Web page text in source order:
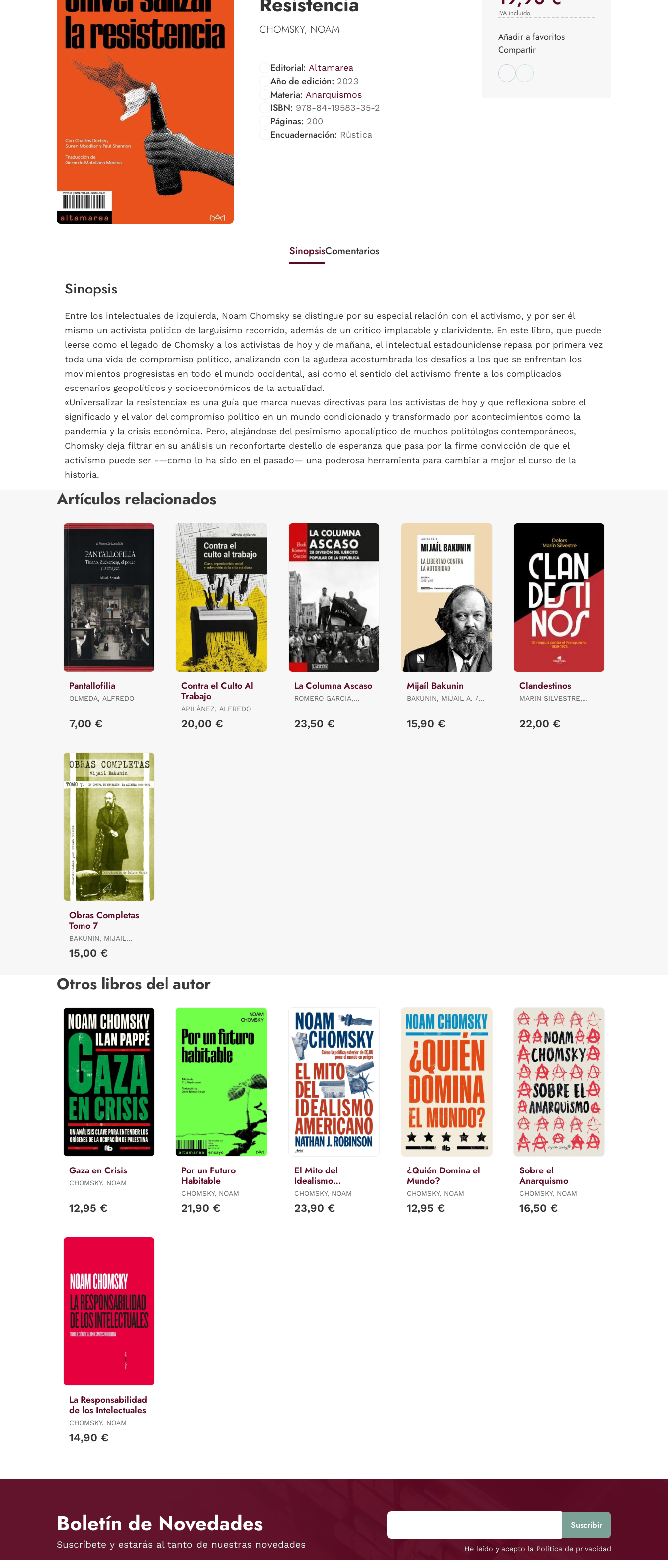
CHOMSKY, NOAM
Editorial: Altamarea
Año de edición: 2023
Materia: Anarquismos
ISBN: 978-84-19583-35-2
Páginas: 200
Encuadernación: Rústica
IVA incluido
Añadir a favoritos
Compartir
SinopsisComentarios
Sinopsis
Entre los intelectuales de izquierda, Noam Chomsky se distingue por su especial relación con el activismo, y por ser él
mismo un activista político de larguísimo recorrido, además de un crítico implacable y clarividente. En este libro, que puede
leerse como el legado de Chomsky a los activistas de hoy y de mañana, el intelectual estadounidense repasa por primera vez
toda una vida de compromiso político, analizando con la agudeza acostumbrada los desafíos a los que se enfrentan los
movimientos progresistas en todo el mundo occidental, así como el sentido del activismo frente a los complicados
escenarios geopolíticos y socioeconómicos de la actualidad.
«Universalizar la resistencia» es una guía que marca nuevas directivas para los activistas de hoy y que reflexiona sobre el
significado y el valor del compromiso político en un mundo condicionado y transformado por acontecimientos como la
pandemia y la crisis económica. Pero, alejándose del pesimismo apocalíptico de muchos politólogos contemporáneos,
Chomsky deja filtrar en su análisis un reconfortarte destello de esperanza que pasa por la firme convicción de que el
activismo puede ser -—como lo ha sido en el pasado— una poderosa herramienta para cambiar a mejor el curso de la
historia.
Artículos relacionados
Pantallofilia
OLMEDA, ALFREDO
7,00 €
Contra el Culto Al
Trabajo
APILÁNEZ, ALFREDO
20,00 €
La Columna Ascaso
ROMERO GARCIA,
23,50 €
Mijaíl Bakunin
BAKUNIN, MIJAIL A. /
15,90 €
Clandestinos
MARIN SILVESTRE,
22,00 €
Obras Completas
Tomo 7
BAKUNIN, MIJAIL
MINTZ, FRANK / MARIN
15,00 €
Otros libros del autor
Gaza en Crisis
CHOMSKY, NOAM
12,95 €
Por un Futuro
Habitable
CHOMSKY, NOAM
21,90 €
El Mito del
Idealismo
Americano
CHOMSKY, NOAM
23,90 €
¿Quién Domina el
Mundo?
CHOMSKY, NOAM
12,95 €
Sobre el
Anarquismo
CHOMSKY, NOAM
16,50 €
La Responsabilidad
de los Intelectuales
CHOMSKY, NOAM
14,90 €
Boletín de Novedades
Suscríbete y estarás al tanto de nuestras novedades He leído y acepto la Política de privacidad